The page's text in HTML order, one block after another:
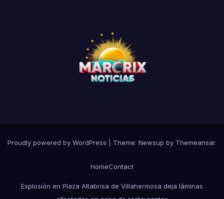
Proudly powered by WordPress Theme: Newsup by Themeansar.
HomeContact
Explosión en Plaza Altabrisa de Villahermosa deja láminas